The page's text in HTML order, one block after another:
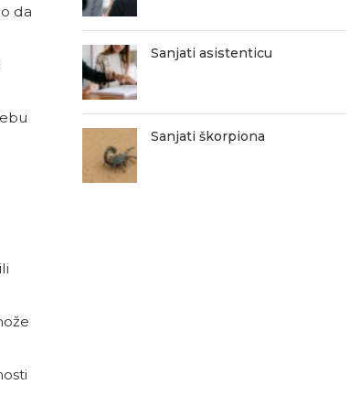
da
Sanjati asistenticu
Sanjati škorpiona